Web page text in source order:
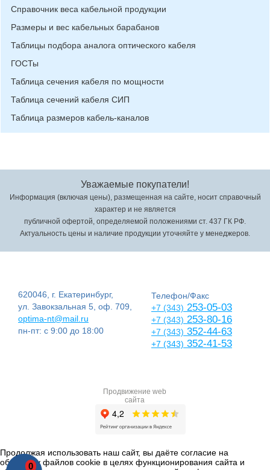
0
Справочник веса кабельной продукции
Размеры и вес кабельных барабанов
Таблицы подбора аналога оптического кабеля
ГОСТы
Таблица сечения кабеля по мощности
Таблица сечений кабеля СИП
Таблица размеров кабель-каналов
Уважаемые покупатели!
Информация (включая цены), размещенная на сайте, носит справочный
характер и не является
публичной офертой, определяемой положениями ст. 437 ГК РФ.
Актуальность цены и наличие продукции уточняйте у менеджеров.
620046, г. Екатеринбург,
ул. Завокзальная 5, оф. 709,
optima-nt@mail.ru
пн-пт: с 9:00 до 18:00
Телефон/Факс
+7 (343) 253-05-03
+7 (343) 253-80-16
+7 (343) 352-44-63
+7 (343) 352-41-53
Продвижение web
сайта
Продолжая использовать наш сайт, вы даёте согласие на
обработку файлов cookie в целях функционирования сайта и